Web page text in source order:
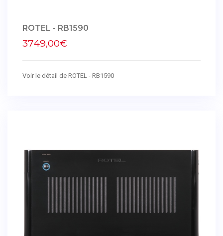
ROTEL - RB1590
3749,00€
Voir le détail de ROTEL - RB1590